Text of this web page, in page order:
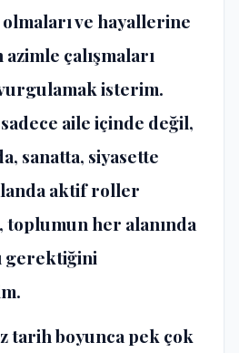
ve hayallerine
çalışmaları
isterim.
sadece aile içinde değil,
sanatta, siyasette
aktif roller
her alanında
gerektiğini
tarih boyunca pek çok